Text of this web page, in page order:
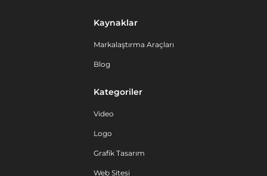
Kaynaklar
Markalaştırma Araçları
Blog
Kategoriler
Video
Logo
Grafik Tasarım
Web Sitesi